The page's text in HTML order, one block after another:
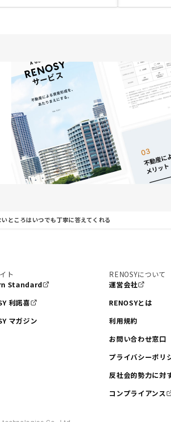
ところはいつでも丁寧に答えてくれる
ト
Standard
利諾喜
マガジン
RENOSYについて
運営会社
RENOSYとは
利用規約
お問い合わせ窓口
プライバシーポリ
反社会的勢力に対
コンプライアンス